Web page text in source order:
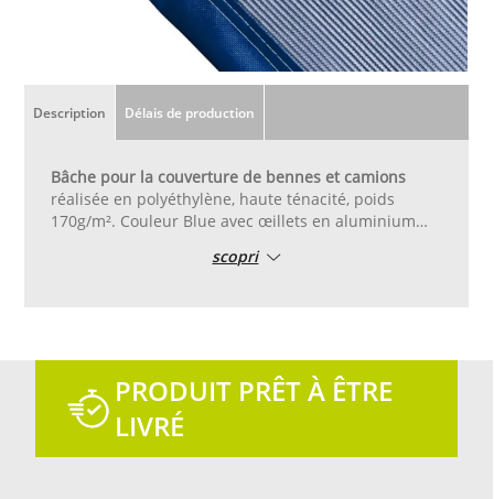
Description Délais de production
Bâche pour la couverture de bennes et camions
réalisée en polyéthylène, haute ténacité, poids
170g/m². Couleur Blue avec œillets en aluminium
100mm replié avec double couture.
scopri
PRODUIT PRÊT À ÊTRE
LIVRÉ